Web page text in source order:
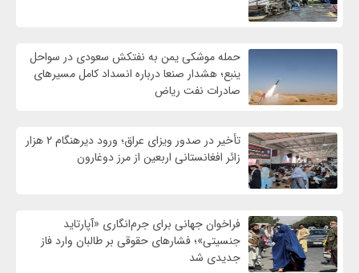
حمله موشکی یمن به نفتکش سعودی در سواحل
ینبع؛ هشدار صنعا درباره انسداد کامل مسیرهای
صادرات نفت ریاض
تأخیر در صدور ویزای عراق؛ ورود دیرهنگام ۲ هزار
زائر افغانستانی اربعین از مرز دوغارون
فراخوان جهانی برای جرم‌انگاری «آپارتاید
جنسیتی»؛ فشارهای حقوقی بر طالبان وارد فاز
جدیدی شد